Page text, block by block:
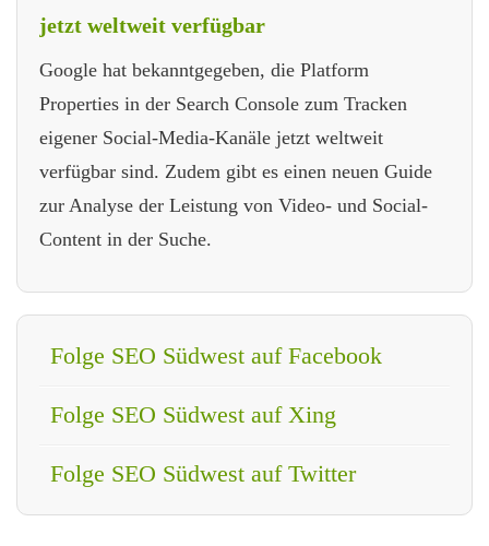
jetzt weltweit verfügbar
Google hat bekanntgegeben, die Platform
Properties in der Search Console zum Tracken
eigener Social-Media-Kanäle jetzt weltweit
verfügbar sind. Zudem gibt es einen neuen Guide
zur Analyse der Leistung von Video- und Social-
Content in der Suche.
Folge SEO Südwest auf Facebook
Folge SEO Südwest auf Xing
Folge SEO Südwest auf Twitter